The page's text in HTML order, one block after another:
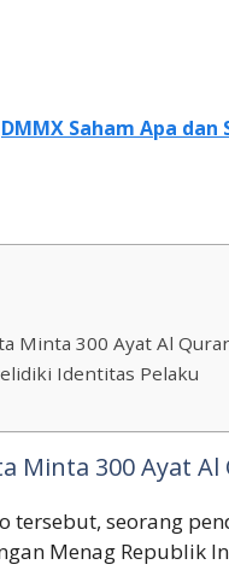
DMMX Saham Apa
Minta 300 Ayat Al
Identitas Pelaku
Minta 300 Ayat
tersebut, seorang
Menag Republik